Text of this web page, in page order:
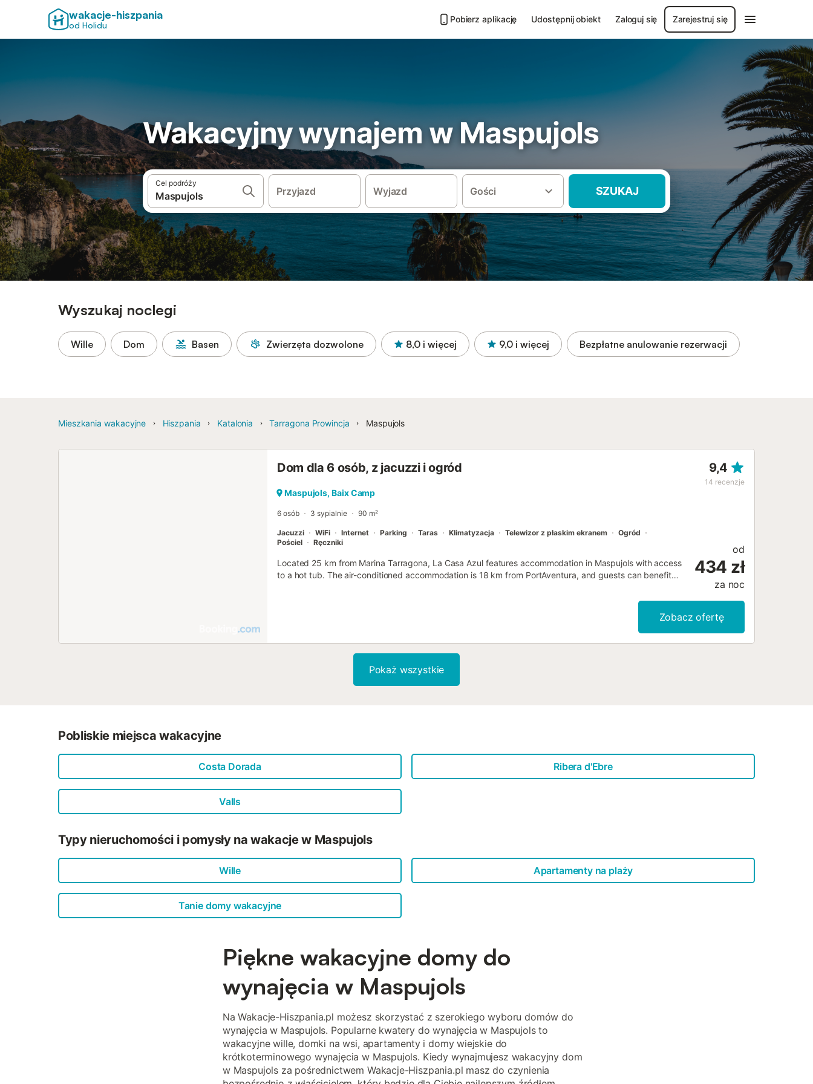
wakacje-hiszpania
od Holidu
Pobierz aplikację Udostępnij obiekt Zaloguj się Zarejestruj się
Wakacyjny wynajem w Maspujols
Cel podróży
Przyjazd Wyjazd Gości SZUKAJ
Wyszukaj noclegi
Wille Dom Basen Zwierzęta dozwolone 8,0 i więcej 9,0 i więcej Bezpłatne anulowanie rezerwacji
Mieszkania wakacyjne Hiszpania Katalonia Tarragona Prowincja Maspujols
Dom dla 6 osób, z jacuzzi i ogród 9,4
14 recenzje
Maspujols, Baix Camp
6 osób 3 sypialnie 90 m²
Jacuzzi WiFi Internet Parking Taras Klimatyzacja Telewizor z płaskim ekranem
Ogród
Pościel
Ręczniki
Located 25 km from Marina Tarragona, La Casa Azul features accommodation in Maspujols with access
to a hot tub. The air-conditioned accommodation is 18 km from PortAventura, and guests can benefit
od
434 zł
za noc
Zobacz ofertę
Pokaż wszystkie
Pobliskie miejsca wakacyjne
Costa Dorada Ribera d'Ebre
Valls
Typy nieruchomości i pomysły na wakacje w Maspujols
Wille Apartamenty na plaży
Tanie domy wakacyjne
Piękne wakacyjne domy do
wynajęcia w Maspujols
Na Wakacje-Hiszpania.pl możesz skorzystać z szerokiego wyboru domów do
wynajęcia w Maspujols. Popularne kwatery do wynajęcia w Maspujols to
wakacyjne wille, domki na wsi, apartamenty i domy wiejskie do
krótkoterminowego wynajęcia w Maspujols. Kiedy wynajmujesz wakacyjny dom
w Maspujols za pośrednictwem Wakacje-Hiszpania.pl masz do czynienia